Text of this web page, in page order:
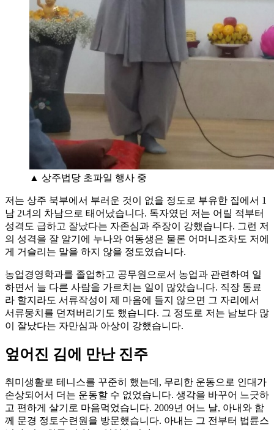
▲ 상주법당 초파일 행사 중
저는 상주 북부에서 부러운 것이 없을 정도로 부유한 집에서 1
남 2녀의 차남으로 태어났습니다. 독자였던 저는 어릴 적부터
성격도 급하고 잘났다는 자존심과 주장이 강했습니다. 그런 저
의 성격을 잘 알기에 누나와 여동생은 물론 어머니조차도 저에
게 거슬리는 말을 하지 않을 정도였습니다.
농업경영학과를 졸업하고 공무원으로서 농업과 관련하여 일
하면서 늘 다른 사람을 가르치는 일이 많았습니다. 직장 동료
라 할지라도 서류작성이 제 마음에 들지 않으면 그 자리에서
서류뭉치를 던져버리기도 했습니다. 그 정도로 저는 남보다 많
이 잘났다는 자만심과 아상이 강했습니다.
엎어진 김에 만난 진주
취미생활로 테니스를 꾸준히 했는데, 무리한 운동으로 인대가
손상되어서 더는 운동할 수 없었습니다. 생각을 바꾸어 느긋하
고 편하게 살기로 마음먹었습니다. 2009년 어느 날, 아내와 함
께 문경 정토수련원을 방문했습니다. 아내는 그 전부터 법륜스